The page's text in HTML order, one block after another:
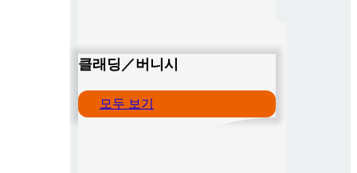
클래딩／버니시
모두 보기